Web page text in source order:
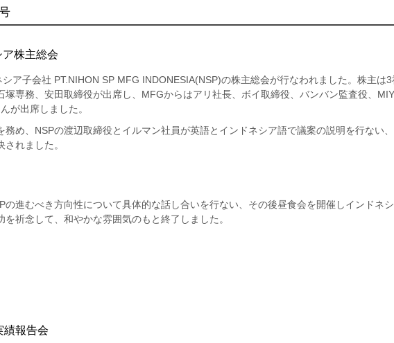
ア株主総会
ア子会社 PT.NIHON SP MFG INDONESIA(NSP)の株主総会が行なわれました。株主は
塚専務、安田取締役が出席し、MFGからはアリ社長、ボイ取締役、バンバン監査役、
が出席しました。
務め、NSPの渡辺取締役とイルマン社員が英語とインドネシア語で議案の説明を行ない
れました。
の進むべき方向性について具体的な話し合いを行ない、その後昼食会を開催しインドネ
を祈念して、和やかな雰囲気のもと終了しました。
績報告会